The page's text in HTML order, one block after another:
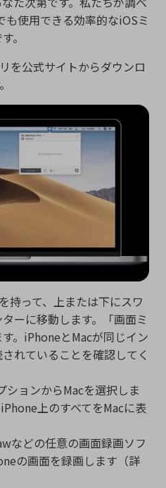
使用できる効率的なiOSミ
。
を公式サイトからダウンロ
持って、上または下にスワ
ーに移動します。「画面ミ
。iPhoneとMacが同じイン
れていることを確認してく
ションからMacを選択しま
上のすべてをMacに表
などの任意の画面録画ソフ
の画面を録画します（詳
今すぐ試す